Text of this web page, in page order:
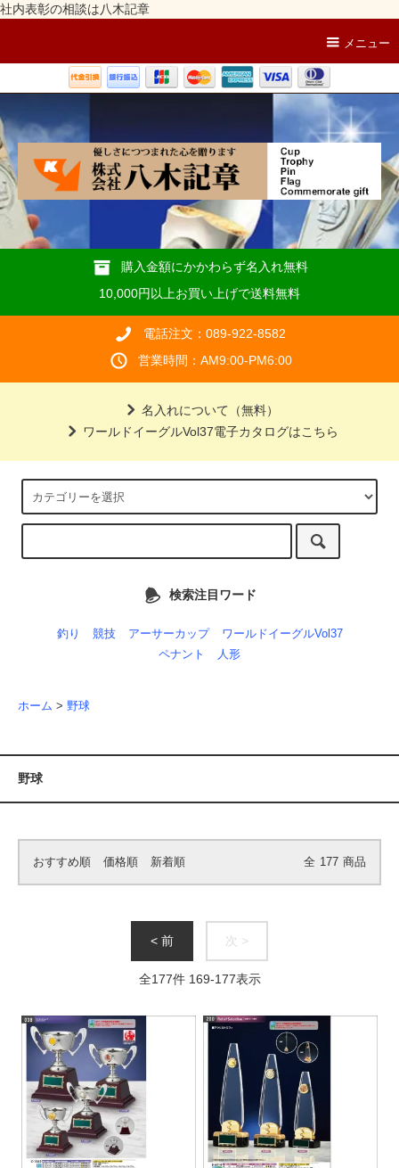
社内表彰の相談は八木記章
メニュー
購入金額にかかわらず名入れ無料
10,000円以上お買い上げで送料無料
電話注文：089-922-8582
営業時間：AM9:00-PM6:00
名入れについて（無料）
ワールドイーグルVol37電子カタログはこちら
検索注目ワード
釣り 競技 アーサーカップ
ワールドイーグルVol37
ペナント
人形
ホーム > 野球
野球
おすすめ順 価格順 新着順 全 177 商品
< 前 次 >
全177件 169-177表示